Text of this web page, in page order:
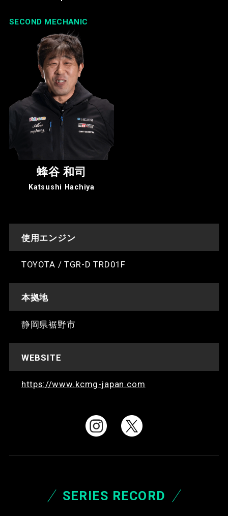
SECOND MECHANIC
蜂谷 和司
Katsushi Hachiya
使用エンジン
TOYOTA / TGR-D TRD01F
本拠地
静岡県裾野市
WEBSITE
https://www.kcmg-japan.com
SERIES RECORD